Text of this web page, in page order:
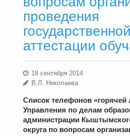
проведения
аттестации
18 сентября 2014
В.Л. Николаева
Список телефонов «горячей
Управления по делам
администрации
округа по вопросам